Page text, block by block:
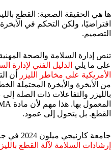
ها هي الحقيقة الصعبة: القطع
افتراضيًا، ولكن التحكم في
التصميم.
تنص إدارة السلامة والصحة
على ما يلي الدليل الفني لإدارة
الأمريكية على مخاطر الليزر
أن
من الأبخرة والأبخرة المحتملة
بالليزر والتفاعلات ذات الصلة
القطع. بل يتحول إلى عمود.
جامعة كارنيجي ميلون 2024 في جامعة كارنيجي ميلون
إرشادات السلامة لآلة القطع